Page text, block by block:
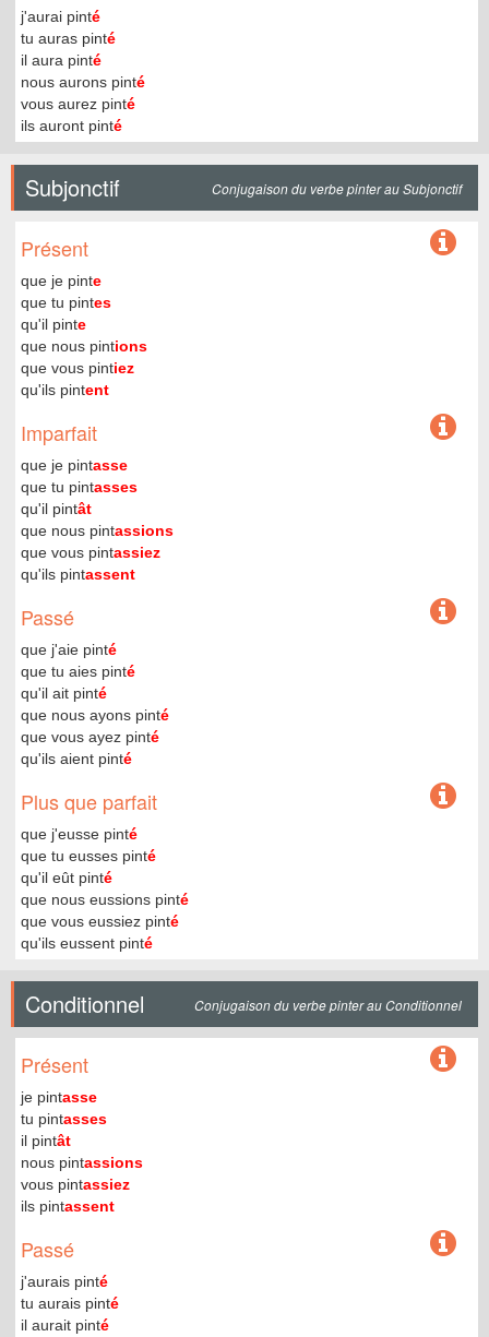
j'aurai pinté
tu auras pinté
il aura pinté
nous aurons pinté
vous aurez pinté
ils auront pinté
Subjonctif Conjugaison du verbe pinter au Subjonctif
Présent
que je pinte
que tu pintes
qu'il pinte
que nous pintions
que vous pintiez
qu'ils pintent
Imparfait
que je pintasse
que tu pintasses
qu'il pintât
que nous pintassions
que vous pintassiez
qu'ils pintassent
Passé
que j'aie pinté
que tu aies pinté
qu'il ait pinté
que nous ayons pinté
que vous ayez pinté
qu'ils aient pinté
Plus que parfait
que j'eusse pinté
que tu eusses pinté
qu'il eût pinté
que nous eussions pinté
que vous eussiez pinté
qu'ils eussent pinté
Conditionnel Conjugaison du verbe pinter au Conditionnel
Présent
je pintasse
tu pintasses
il pintât
nous pintassions
vous pintassiez
ils pintassent
Passé
j'aurais pinté
tu aurais pinté
il aurait pinté